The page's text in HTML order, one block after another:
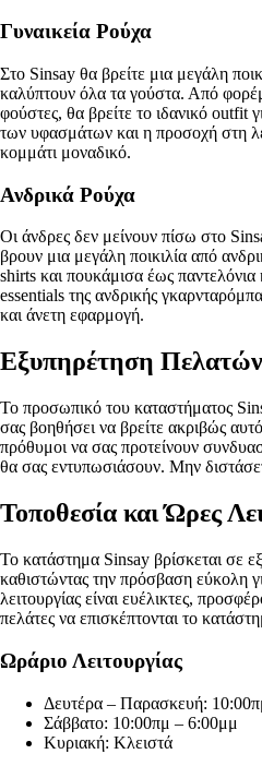
Γυναικεία Ρούχα
Στο Sinsay θα βρείτε μια μεγάλη
καλύπτουν όλα τα γούστα. Από
φούστες, θα βρείτε το ιδανικό outfit
των υφασμάτων και η προσοχή στη
κομμάτι μοναδικό.
Ανδρικά Ρούχα
Οι άνδρες δεν μείνουν πίσω στο
βρουν μια μεγάλη ποικιλία από
shirts και πουκάμισα έως παντελόνια
essentials της ανδρικής
και άνετη εφαρμογή.
Εξυπηρέτηση Πελατών
Το προσωπικό του καταστήματος
σας βοηθήσει να βρείτε ακριβώς
πρόθυμοι να σας προτείνουν
θα σας εντυπωσιάσουν. Μην
Τοποθεσία και Ώρες
Το κατάστημα Sinsay βρίσκεται σε
καθιστώντας την πρόσβαση εύκολη
λειτουργίας είναι ευέλικτες,
πελάτες να επισκέπτονται το
Ωράριο Λειτουργίας
Δευτέρα – Παρασκευή:
Σάββατο: 10:00πμ – 6:00μμ
Κυριακή: Κλειστά